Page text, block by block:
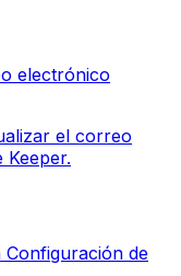
electrónico
el correo
Configuración de